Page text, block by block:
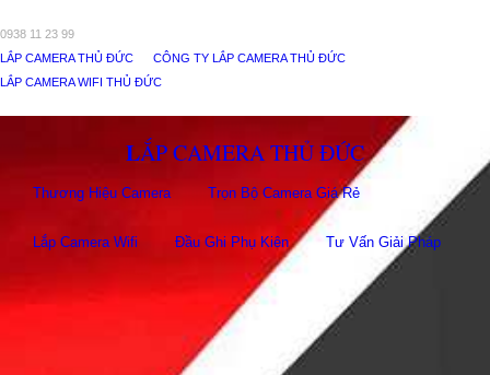
0938 11 23 99
LẮP CAMERA THỦ ĐỨC
CÔNG TY LẮP CAMERA THỦ ĐỨC
LẮP CAMERA WIFI THỦ ĐỨC
LẮP CAMERA THỦ ĐỨC
Thương Hiệu Camera Trọn Bộ Camera Giá Rẻ
Lắp Camera Wifi Đầu Ghi Phụ Kiên Tư Vấn Giải Pháp